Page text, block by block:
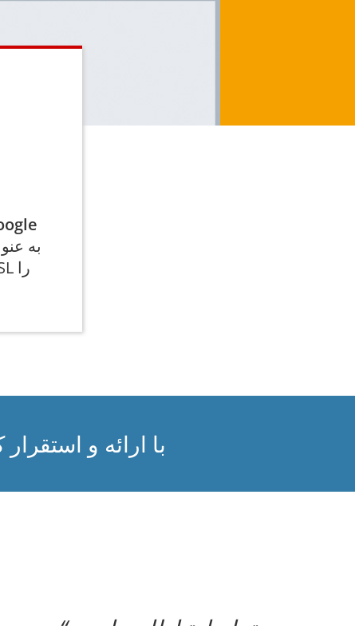
به
با ارائه و